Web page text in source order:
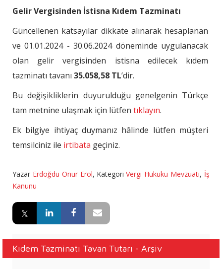
Gelir Vergisinden İstisna Kıdem Tazminatı
Güncellenen katsayılar dikkate alınarak hesaplanan
ve 01.01.2024 - 30.06.2024 döneminde uygulanacak
olan gelir vergisinden istisna edilecek kıdem
tazminatı tavanı 35.058,58 TL’dir.
Bu değişikliklerin duyurulduğu genelgenin Türkçe
tam metnine ulaşmak için lütfen tıklayın.
Ek bilgiye ihtiyaç duymanız hâlinde lütfen müşteri
temsilciniz ile irtibata geçiniz.
Yazar Erdoğdu Onur Erol, KategoriVergi Hukuku Mevzuatı, İş
Kanunu
Kıdem Tazminatı Tavan Tutarı - Arşiv